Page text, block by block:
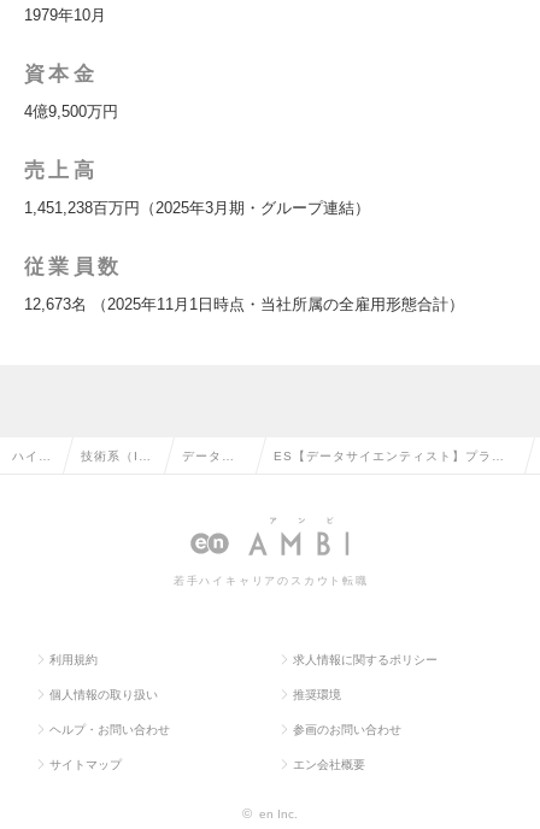
1979年10月
資本金
4億9,500万円
売上高
1,451,238百万円（2025年3月期・グループ連結）
従業員数
12,673名 （2025年11月1日時点・当社所属の全雇用形態合計）
ハイク 技術系（I データサ
ィストの
ES【データサイエンティスト】プライ
ンティスト／Mgrクラスの求人情報
若手ハイキャリアのスカウト転職
利用規約 求人情報に関するポリシー
個人情報の取り扱い 推奨環境
ヘルプ・お問い合わせ 参画のお問い合わせ
サイトマップ エン会社概要
© en Inc.